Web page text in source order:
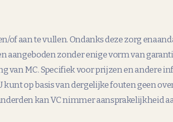
of aan te vullen. Ondanks deze zorg
aangeboden zonder enige vorm van
MC. Specifiek voor prijzen en andere
op basis van dergelijke fouten geen
kan VC nimmer aansprakelijkheid